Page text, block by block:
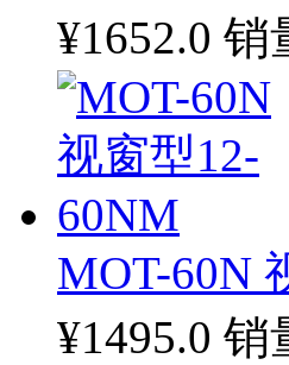
¥1652.0 销
MOT-60N
¥1495.0 销